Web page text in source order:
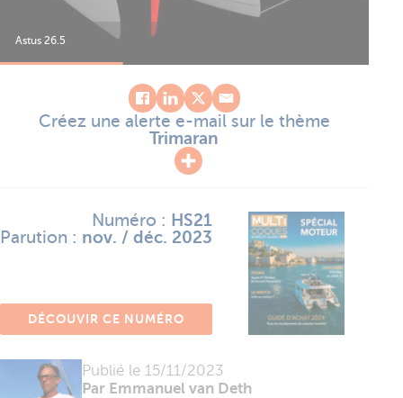
Astus 26.5
Créez une alerte e-mail sur le thème
Trimaran
Publié le 15/11/2023
Par Emmanuel van Deth
Numéro : HS21
Parution : nov. / déc. 2023
DÉCOUVIR CE NUMÉRO